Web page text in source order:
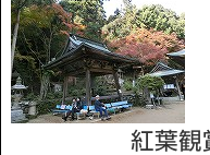
紅葉観